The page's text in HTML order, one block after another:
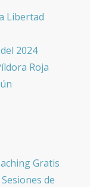
Libertad
2024
Roja
Gratis
Sesiones de